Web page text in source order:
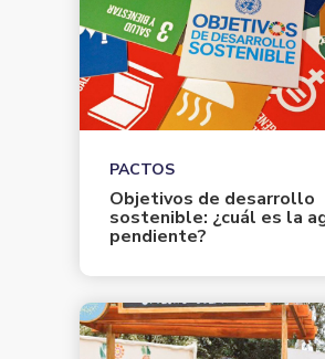
PACTOS
Objetivos de desarrollo
sostenible: ¿cuál es la
pendiente?